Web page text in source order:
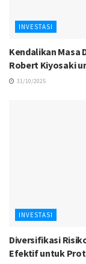
INVESTASI
Kendalikan Masa
Robert Kiyosaki
31/10/2025
INVESTASI
Diversifikasi
Efektif untuk